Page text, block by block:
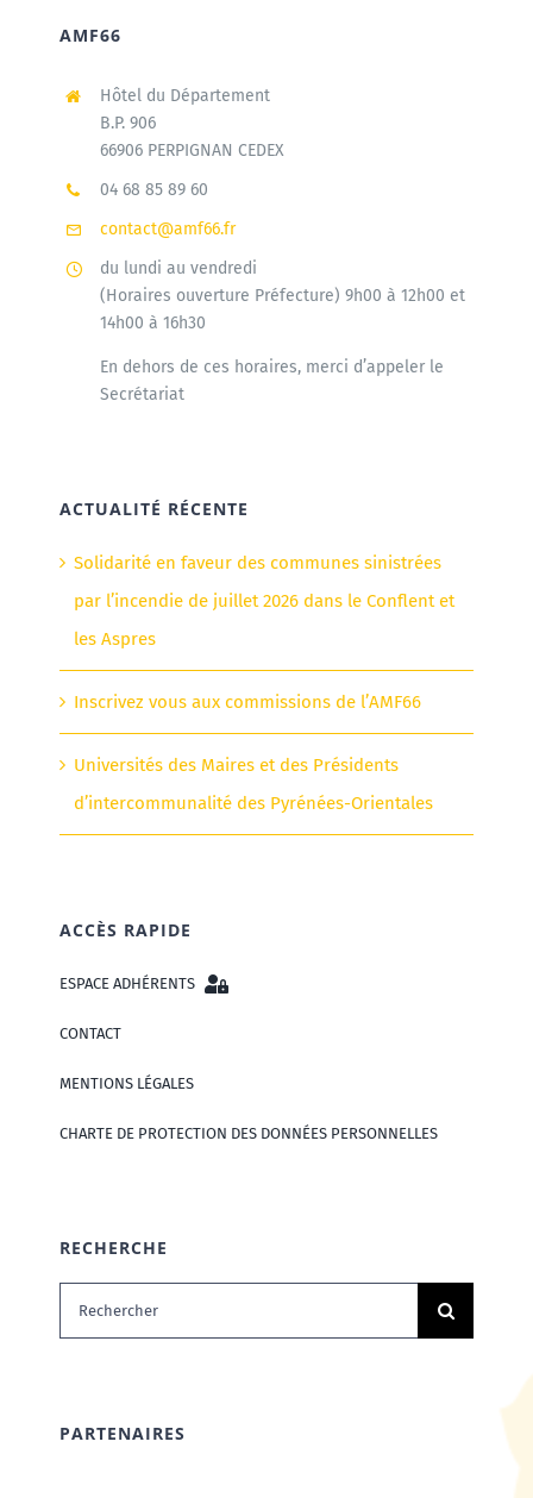
AMF66
Hôtel du Département
B.P. 906
66906 PERPIGNAN CEDEX
04 68 85 89 60
contact@amf66.fr
du lundi au vendredi
(Horaires ouverture Préfecture) 9h00 à 12h00 et
14h00 à 16h30
En dehors de ces horaires, merci d’appeler le
Secrétariat
ACTUALITÉ RÉCENTE
Solidarité en faveur des communes sinistrées
par l’incendie de juillet 2026 dans le Conflent et
les Aspres
Inscrivez vous aux commissions de l’AMF66
Universités des Maires et des Présidents
d’intercommunalité des Pyrénées-Orientales
ACCÈS RAPIDE
ESPACE ADHÉRENTS
CONTACT
MENTIONS LÉGALES
CHARTE DE PROTECTION DES DONNÉES PERSONNELLES
RECHERCHE
Rechercher:
PARTENAIRES